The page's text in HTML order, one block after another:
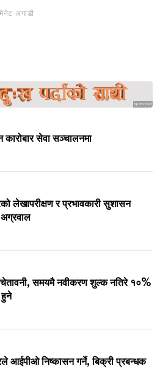
अगाडी
Sponsored
कारोबार सेवा सञ्चालनमा
लेखापरीक्षण र प्रभावकारी सुशासन
अग्रवाल
समयमै नवीकरण शुल्क नतिरे १०%
आईपीओ निष्कासन गर्ने, बिक्री प्रबन्धक